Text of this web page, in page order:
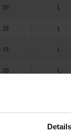
Details
20 L
25 L
15 L
20 L
30 L